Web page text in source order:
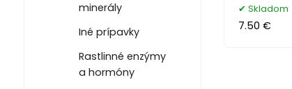
minerály
Iné prípavky
Rastlinné enzýmy
a hormóny
Skladom
7.50 €